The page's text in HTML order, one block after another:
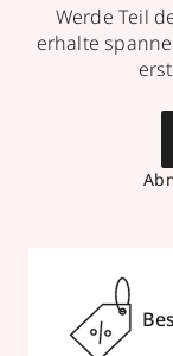
Werde Teil
erhalte